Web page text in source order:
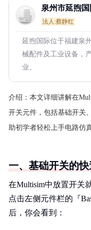
泉州市延煦
法人:蔡静红
延煦国际位于福建泉
械配件及工业设备，
业。
介绍： 本文详细讲解在
开关元件，包括基础开关
助初学者轻松上手电路仿
一、基础开关的快
在Multisim中放置开关
点击左侧元件栏的『
后，你会看到：